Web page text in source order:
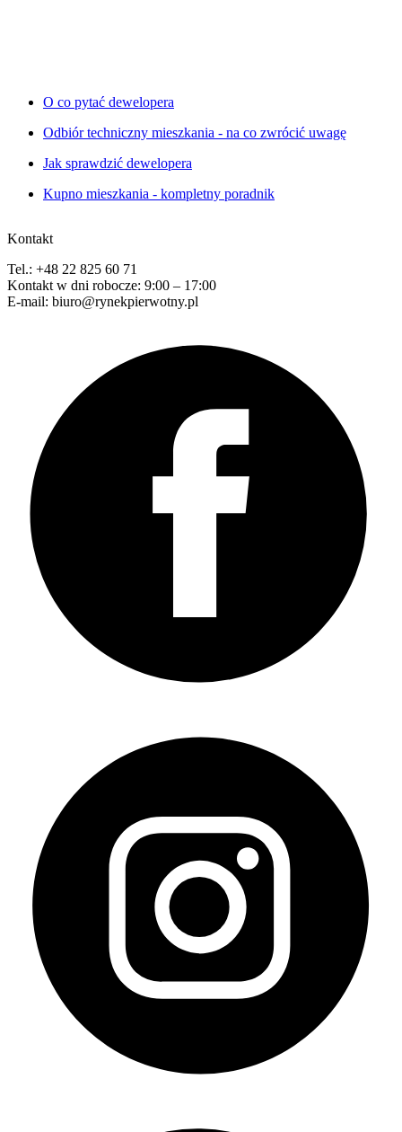
O co pytać dewelopera
Odbiór techniczny mieszkania - na co zwrócić uwagę
Jak sprawdzić dewelopera
Kupno mieszkania - kompletny poradnik
Kontakt
Tel.: +48 22 825 60 71
Kontakt w dni robocze: 9:00 – 17:00
E-mail: biuro@rynekpierwotny.pl